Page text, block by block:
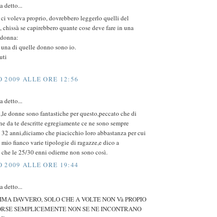
detto...
voleva proprio, dovrebbero leggerlo quelli del
chissà se capirebbero quante cose deve fare in una
di quelle donno sono io.
2009 ALLE ORE 12:56
detto...
donne sono fantastiche per questo,peccato che di
da te descritte egregiamente ce ne sono sempre
anni,diciamo che piacicchio loro abbastanza per cui
fianco varie tipologie di ragazze,e dico a
le 25/30 enni odierne non sono così.
2009 ALLE ORE 19:44
detto...
DAVVERO, SOLO CHE A VOLTE NON Và PROPIO
SEMPLICEMENTE NON SE NE INCONTRANO